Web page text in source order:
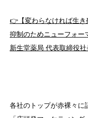
👉【変わらなければ生
抑制のためニューフォー
新生堂薬局 代表取締役
各社のトップが赤裸々に